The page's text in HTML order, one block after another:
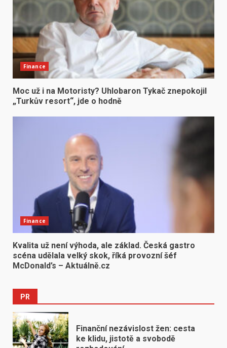
Finance
Moc už i na Motoristy? Uhlobaron Tykač znepokojil
„Turkův resort“, jde o hodně
Finance
Kvalita už není výhoda, ale základ. Česká gastro
scéna udělala velký skok, říká provozní šéf
McDonald’s – Aktuálně.cz
PR
Finanční nezávislost žen: cesta
ke klidu, jistotě a svobodě